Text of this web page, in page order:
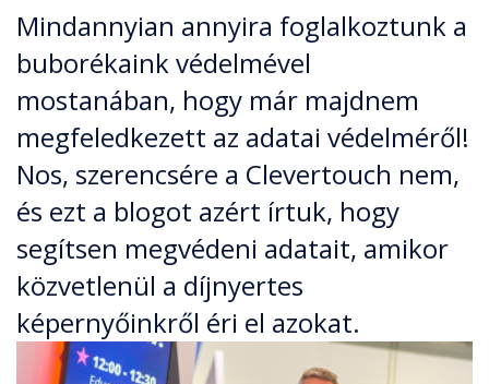
Mindannyian annyira foglalkoztunk a
buborékaink védelmével
mostanában, hogy már majdnem
megfeledkezett az adatai védelméről!
Nos, szerencsére a Clevertouch nem,
és ezt a blogot azért írtuk, hogy
segítsen megvédeni adatait, amikor
közvetlenül a díjnyertes
képernyőinkről éri el azokat.